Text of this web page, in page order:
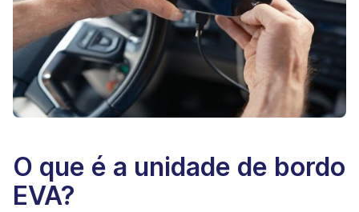
O que é a unidade de bordo
EVA?